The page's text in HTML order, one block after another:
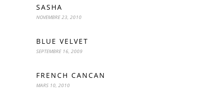
SASHA
NOVEMBRE 23, 2010
BLUE VELVET
SEPTEMBRE 16, 2009
FRENCH CANCAN
MARS 10, 2010